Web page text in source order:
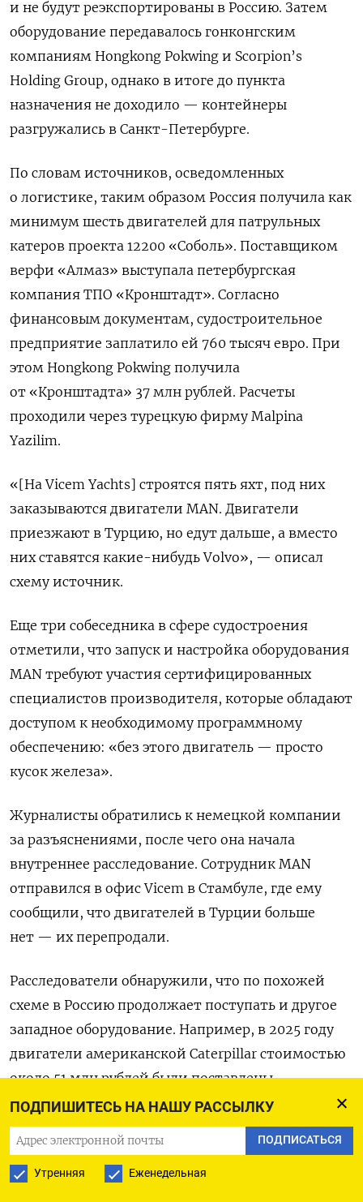
ПОДПИШИТЕСЬ НА НАШУ РАССЫЛКУ
ПОДПИСАТЬСЯ
Утренняя Еженедельная
и не будут реэкспортированы в Россию. Затем
оборудование передавалось гонконгским
компаниям Hongkong Pokwing и Scorpion’s
Holding Group, однако в итоге до пункта
назначения не доходило — контейнеры
разгружались в Санкт-Петербурге.
По словам источников, осведомленных
о логистике, таким образом Россия получила как
минимум шесть двигателей для патрульных
катеров проекта 12200 «Соболь». Поставщиком
верфи «Алмаз» выступала петербургская
компания ТПО «Кронштадт». Согласно
финансовым документам, судостроительное
предприятие заплатило ей 760 тысяч евро. При
этом Hongkong Pokwing получила
от «Кронштадта» 37 млн рублей. Расчеты
проходили через турецкую фирму Malpina
Yazilim.
«[На Vicem Yachts] строятся пять яхт, под них
заказываются двигатели MAN. Двигатели
приезжают в Турцию, но едут дальше, а вместо
них ставятся какие-нибудь Volvo», — описал
схему источник.
Еще три собеседника в сфере судостроения
отметили, что запуск и настройка оборудования
MAN требуют участия сертифицированных
специалистов производителя, которые обладают
доступом к необходимому программному
обеспечению: «без этого двигатель — просто
кусок железа».
Журналисты обратились к немецкой компании
за разъяснениями, после чего она начала
внутреннее расследование. Сотрудник MAN
отправился в офис Vicem в Стамбуле, где ему
сообщили, что двигателей в Турции больше
нет — их перепродали.
Расследователи обнаружили, что по похожей
схеме в Россию продолжает поступать и другое
западное оборудование. Например, в 2025 году
двигатели американской Caterpillar стоимостью
около 51 млн рублей были поставлены
добывающей компании «Березкагаз» через
китайского посредника Tianjin DSWT Aviation
Leasing Corporation. По словам источника,
последний получает за свои услуги 5–10%